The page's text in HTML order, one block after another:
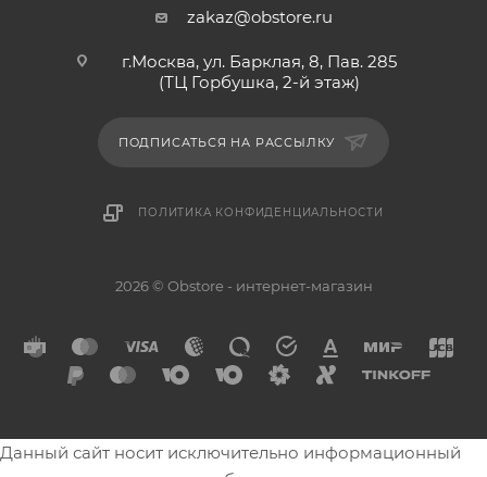
zakaz@obstore.ru
г.Москва, ул. Барклая, 8, Пав. 285
(ТЦ Горбушка, 2-й этаж)
ПОДПИСАТЬСЯ НА РАССЫЛКУ
ПОЛИТИКА КОНФИДЕНЦИАЛЬНОСТИ
2026 © Obstore - интернет-магазин
Данный сайт носит исключительно информационный